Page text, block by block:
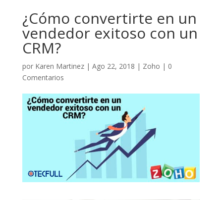
¿Cómo convertirte en un
vendedor exitoso con un
CRM?
por Karen Martinez| Ago 22, 2018 | Zoho | 0
Comentarios